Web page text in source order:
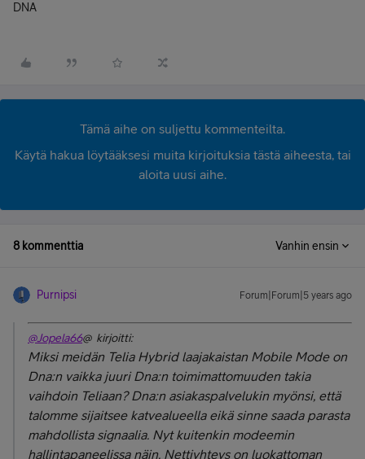
DNA
Tämä aihe on suljettu kommenteilta.
Käytä hakua löytääksesi muita kirjoituksia tästä aiheesta, tai
aloita uusi aihe.
8 kommenttia Vanhin ensin
Purnipsi Forum|Forum|5 years ago
@Jopela66@ kirjoitti:
Miksi meidän Telia Hybrid laajakaistan Mobile Mode on
Dna:n vaikka juuri Dna:n toimimattomuuden takia
vaihdoin Teliaan? Dna:n asiakaspalvelukin myönsi, että
talomme sijaitsee katvealueella eikä sinne saada parasta
mahdollista signaalia. Nyt kuitenkin modeemin
hallintapaneelissa näin. Nettiyhteys on luokattoman